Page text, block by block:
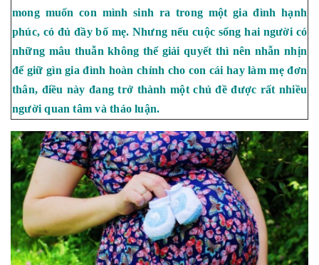
mong muốn con mình sinh ra trong một gia đình hạnh
phúc, có đủ đầy bố mẹ. Nhưng nếu cuộc sống hai người có
những mâu thuẫn không thể giải quyết thì nên nhẫn nhịn
để giữ gìn gia đình hoàn chỉnh cho con cái hay làm mẹ đơn
thân, điều này đang trở thành một chủ đề được rất nhiều
người quan tâm và thảo luận.